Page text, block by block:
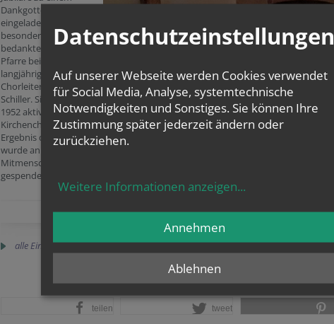
Dankgottesdienst
eingeladen. In
besonderer Weise
bedankte sich die
Pfarre bei der
langjährigen
Chorleiterin Rosa
Schiller. Sie war seit
1952 aktiv im
Kirchenchor tätig. Das
Ergebnis der Agape
wurde an Bewegung
Mitmensch
gespendet.
alle Einträge anzeigen
teilen tweet
Datenschutzeinstellungen
Auf unserer Webseite werden Cookies verwendet
für Social Media, Analyse, systemtechnische
Notwendigkeiten und Sonstiges. Sie können Ihre
Zustimmung später jederzeit ändern oder
zurückziehen.
Weitere Informationen anzeigen...
Ablehnen
Annehmen